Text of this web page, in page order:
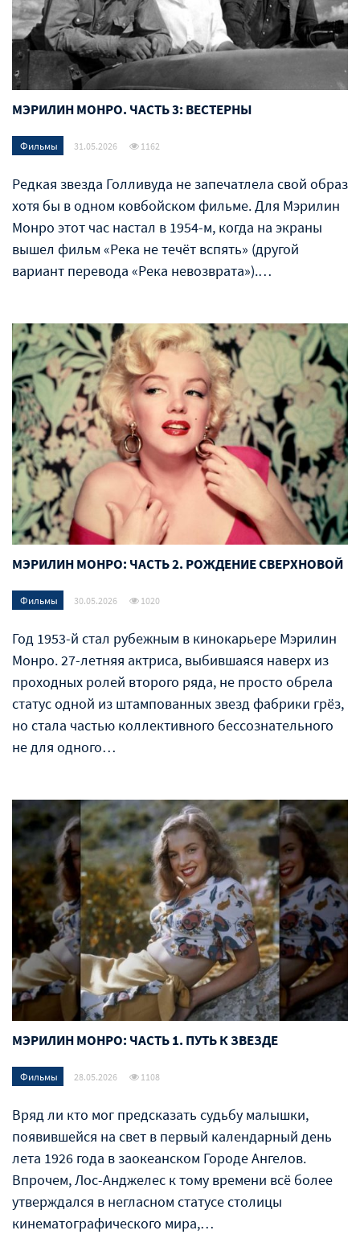
МЭРИЛИН МОНРО. ЧАСТЬ 3: ВЕСТЕРНЫ
Фильмы 31.05.2026 1162
Редкая звезда Голливуда не запечатлела свой образ
хотя бы в одном ковбойском фильме. Для Мэрилин
Монро этот час настал в 1954-м, когда на экраны
вышел фильм «Река не течёт вспять» (другой
вариант перевода «Река невозврата»).…
МЭРИЛИН МОНРО: ЧАСТЬ 2. РОЖДЕНИЕ СВЕРХНОВОЙ
Фильмы 30.05.2026 1020
Год 1953-й стал рубежным в кинокарьере Мэрилин
Монро. 27-летняя актриса, выбившаяся наверх из
проходных ролей второго ряда, не просто обрела
статус одной из штампованных звезд фабрики грёз,
но стала частью коллективного бессознательного
не для одного…
МЭРИЛИН МОНРО: ЧАСТЬ 1. ПУТЬ К ЗВЕЗДЕ
Фильмы 28.05.2026 1108
Вряд ли кто мог предсказать судьбу малышки,
появившейся на свет в первый календарный день
лета 1926 года в заокеанском Городе Ангелов.
Впрочем, Лос-Анджелес к тому времени всё более
утверждался в негласном статусе столицы
кинематографического мира,…